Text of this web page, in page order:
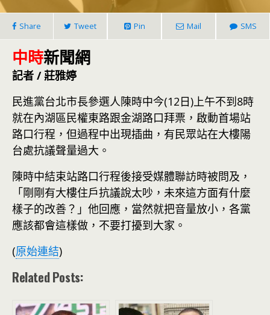
Share Tweet Pin Mail SMS
中時新聞網
記者 / 莊雅婷
民進黨台北市長參選人陳時中今(12日)上午不到8時
就在內湖區民權東路跟金湖路口拜票，啟動首場站
路口行程，但過程中出現插曲，有民眾站在大樓陽
台處抗議聲量過大。
陳時中結束站路口行程後接受媒體聯訪時被問及，
「剛剛有大樓住戶抗議說太吵，未來這方面有什麼
樣子的改善？」他回應，當然就把音量放小，各黨
應該都會這樣做，不要打擾到大家。
(原始連結)
Related Posts: